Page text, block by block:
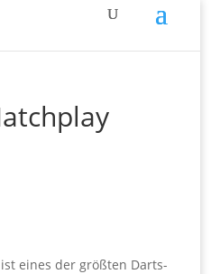
eines der größten Darts-